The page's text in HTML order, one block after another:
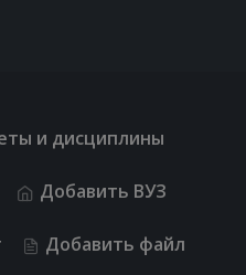
и дисциплины
Добавить ВУЗ
Добавить файл